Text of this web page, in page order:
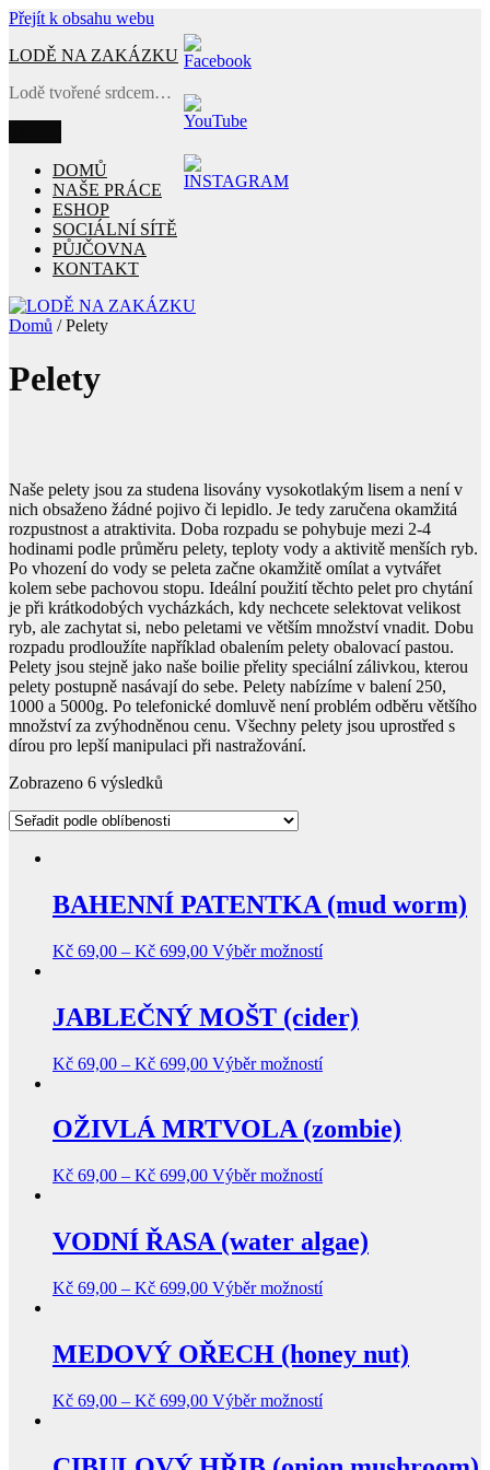
Přejít k obsahu webu
LODĚ NA ZAKÁZKU
Lodě tvořené srdcem…
DOMŮ
NAŠE PRÁCE
ESHOP
SOCIÁLNÍ SÍTĚ
PŮJČOVNA
KONTAKT
Domů / Pelety
Pelety
Naše pelety jsou za studena lisovány vysokotlakým lisem a není v
nich obsaženo žádné pojivo či lepidlo. Je tedy zaručena okamžitá
rozpustnost a atraktivita. Doba rozpadu se pohybuje mezi 2-4
hodinami podle průměru pelety, teploty vody a aktivitě menších ryb.
Po vhození do vody se peleta začne okamžitě omílat a vytvářet
kolem sebe pachovou stopu. Ideální použití těchto pelet pro chytání
je při krátkodobých vycházkách, kdy nechcete selektovat velikost
ryb, ale zachytat si, nebo peletami ve větším množství vnadit. Dobu
rozpadu prodloužíte například obalením pelety obalovací pastou.
Pelety jsou stejně jako naše boilie přelity speciální zálivkou, kterou
pelety postupně nasávají do sebe. Pelety nabízíme v balení 250,
1000 a 5000g. Po telefonické domluvě není problém odběru většího
množství za zvýhodněnou cenu. Všechny pelety jsou uprostřed s
dírou pro lepší manipulaci při nastražování.
Zobrazeno 6 výsledků
BAHENNÍ PATENTKA (mud worm)
Kč 69,00 – Kč 699,00 Výběr možností
JABLEČNÝ MOŠT (cider)
Kč 69,00 – Kč 699,00 Výběr možností
OŽIVLÁ MRTVOLA (zombie)
Kč 69,00 – Kč 699,00 Výběr možností
VODNÍ ŘASA (water algae)
Kč 69,00 – Kč 699,00 Výběr možností
MEDOVÝ OŘECH (honey nut)
Kč 69,00 – Kč 699,00 Výběr možností